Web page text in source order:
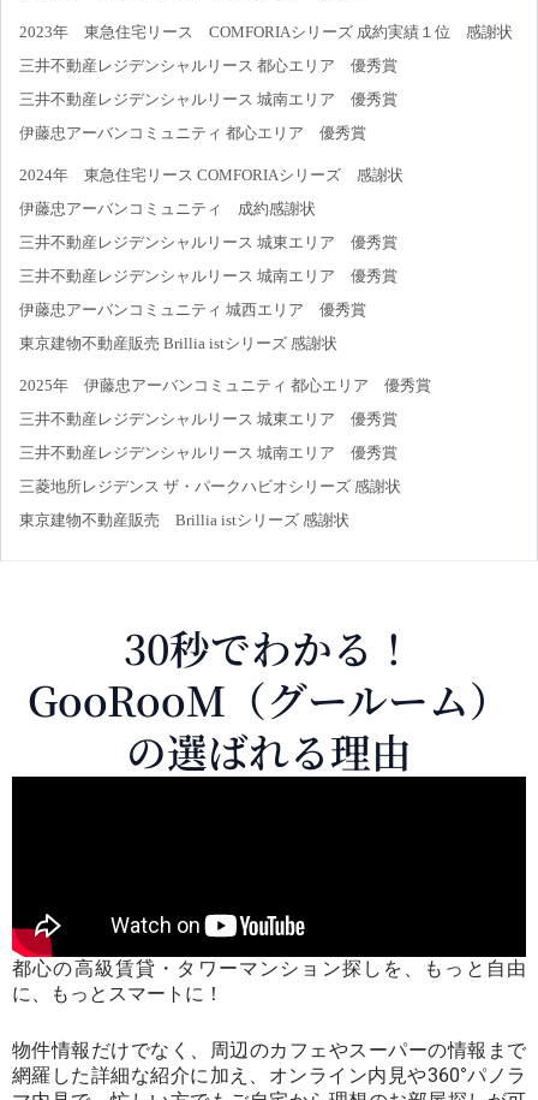
2023年 東急住宅リース COMFORIAシリーズ 成約実績１位 感謝状
三井不動産レジデンシャルリース 都心エリア 優秀賞
三井不動産レジデンシャルリース 城南エリア 優秀賞
伊藤忠アーバンコミュニティ 都心エリア 優秀賞
2024年 東急住宅リース COMFORIAシリーズ 感謝状
伊藤忠アーバンコミュニティ 成約感謝状
三井不動産レジデンシャルリース 城東エリア 優秀賞
三井不動産レジデンシャルリース 城南エリア 優秀賞
伊藤忠アーバンコミュニティ 城西エリア 優秀賞
東京建物不動産販売 Brillia istシリーズ 感謝状
2025年 伊藤忠アーバンコミュニティ 都心エリア 優秀賞
三井不動産レジデンシャルリース 城東エリア 優秀賞
三井不動産レジデンシャルリース 城南エリア 優秀賞
三菱地所レジデンス ザ・パークハビオシリーズ 感謝状
東京建物不動産販売 Brillia istシリーズ 感謝状
30秒でわかる！
GooRooM（グールーム）
の選ばれる理由
都心の高級賃貸・タワーマンション探しを、もっと自由
に、もっとスマートに！
物件情報だけでなく、周辺のカフェやスーパーの情報まで
網羅した詳細な紹介に加え、オンライン内見や360°パノラ